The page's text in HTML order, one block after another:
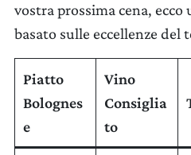
vostra prossima cena, ecco
basato sulle eccellenze del
Piatto
Bolognes
e
Vino
Consiglia
to